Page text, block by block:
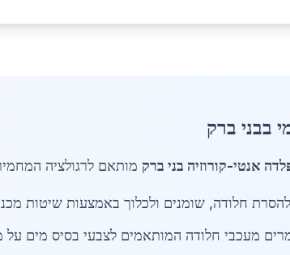
בבני ברק
אנטי-קורוזיה בני ברק מותאם לרגולציה
להסרת חלודה, שומנים ולכלוך באמצעות שיטות
מעכבי חלודה המותאמים לצבעי בסיס מים